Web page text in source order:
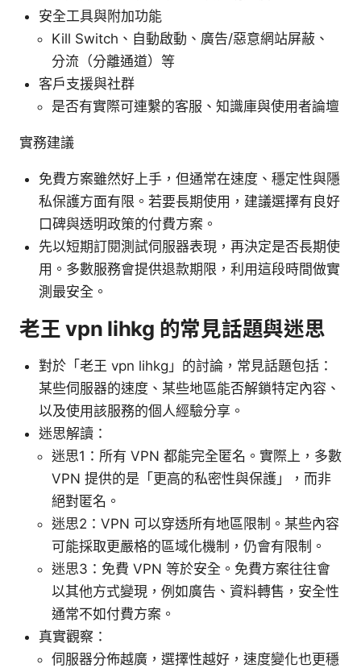
安全工具與附加功能
Kill Switch、自動啟動、廣告/惡意網站屏蔽、
分流（分離通道）等
客戶支援與社群
是否有實際可連繫的客服、知識庫與使用者論壇
實務建議
免費方案雖然好上手，但通常在速度、穩定性與隱
私保護方面有限。若要長期使用，建議選擇有良好
口碑與透明政策的付費方案。
先以短期訂閱測試伺服器表現，再決定是否長期使
用。多數服務會提供退款期限，利用這段時間做實
測最安全。
老王 vpn lihkg 的常見話題與迷思
對於「老王 vpn lihkg」的討論，常見話題包括：
某些伺服器的速度、某些地區能否解鎖特定內容、
以及使用該服務的個人經驗分享。
迷思解讀：
迷思1：所有 VPN 都能完全匿名。實際上，多數
VPN 提供的是「更高的私密性與保護」，而非
絕對匿名。
迷思2：VPN 可以穿透所有地區限制。某些內容
可能採取更嚴格的區域化機制，仍會有限制。
迷思3：免費 VPN 等於安全。免費方案往往會
以其他方式變現，例如廣告、資料轉售，安全性
通常不如付費方案。
真實觀察：
伺服器分佈越廣，選擇性越好，速度變化也更穩